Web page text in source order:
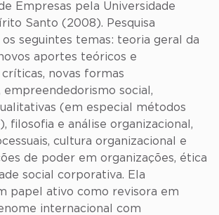
Empresas pela Universidade
Santo (2008). Pesquisa
seguintes temas: teoria geral da
aportes teóricos e
novas formas
empreendedorismo social,
(em especial métodos
filosofia e análise organizacional,
cultura organizacional e
de poder em organizações, ética
social corporativa. Ela
papel ativo como revisora em
internacional com